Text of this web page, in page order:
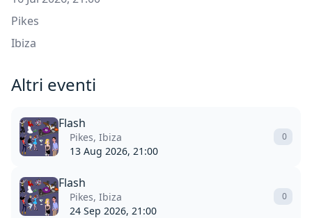
Pikes
Ibiza
Altri eventi
Flash
Pikes, Ibiza
13 Aug 2026, 21:00
0
Flash
Pikes, Ibiza
24 Sep 2026, 21:00
0